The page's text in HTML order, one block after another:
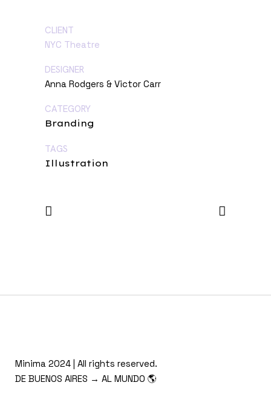
CLIENT
NYC Theatre
DESIGNER
Anna Rodgers & Victor Carr
CATEGORY
Branding
TAGS
Illustration
Minima 2024 | All rights reserved.
DE BUENOS AIRES → AL MUNDO 🌎